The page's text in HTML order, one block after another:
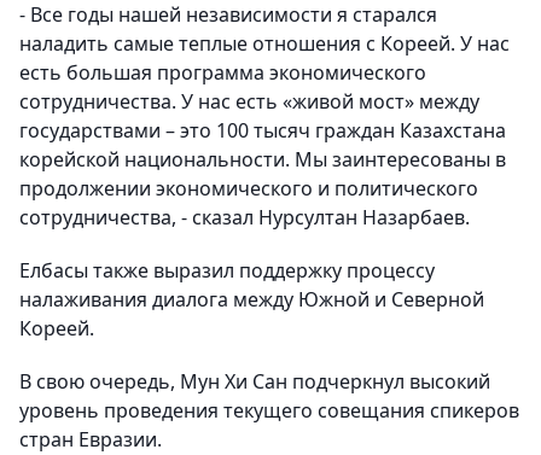
- Все годы нашей независимости я старался
наладить самые теплые отношения с Кореей. У нас
есть большая программа экономического
сотрудничества. У нас есть «живой мост» между
государствами – это 100 тысяч граждан Казахстана
корейской национальности. Мы заинтересованы в
продолжении экономического и политического
сотрудничества, - сказал Нурсултан Назарбаев.
Елбасы также выразил поддержку процессу
налаживания диалога между Южной и Северной
Кореей.
В свою очередь, Мун Хи Сан подчеркнул высокий
уровень проведения текущего совещания спикеров
стран Евразии.